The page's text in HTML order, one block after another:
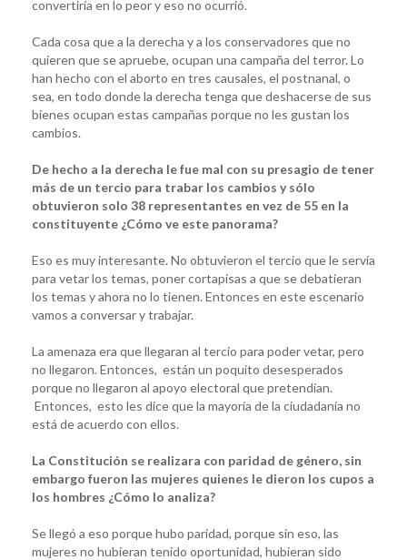
convertiría en lo peor y eso no ocurrió.
Cada cosa que a la derecha y a los conservadores que no
quieren que se apruebe, ocupan una campaña del terror. Lo
han hecho con el aborto en tres causales, el postnanal, o
sea, en todo donde la derecha tenga que deshacerse de sus
bienes ocupan estas campañas porque no les gustan los
cambios.
De hecho a la derecha le fue mal con su presagio de tener
más de un tercio para trabar los cambios y sólo
obtuvieron solo 38 representantes en vez de 55 en la
constituyente ¿Cómo ve este panorama?
Eso es muy interesante. No obtuvieron el tercio que le servía
para vetar los temas, poner cortapisas a que se debatieran
los temas y ahora no lo tienen. Entonces en este escenario
vamos a conversar y trabajar.
La amenaza era que llegaran al tercio para poder vetar, pero
no llegaron. Entonces, están un poquito desesperados
porque no llegaron al apoyo electoral que pretendían.
Entonces, esto les dice que la mayoría de la ciudadanía no
está de acuerdo con ellos.
La Constitución se realizara con paridad de género, sin
embargo fueron las mujeres quienes le dieron los cupos a
los hombres ¿Cómo lo analiza?
Se llegó a eso porque hubo paridad, porque sin eso, las
mujeres no hubieran tenido oportunidad, hubieran sido